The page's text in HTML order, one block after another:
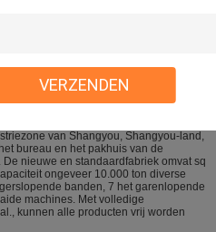
VERZENDEN
van Shangyou, Shangyou-land,
bureau en het pakhuis van de
nieuwe en standaardfabriek omvat sq
ongeveer 10.000 ton diverse
banden, 7 het garenlopende
machines. Met volledige
kunnen alle producten vrij worden